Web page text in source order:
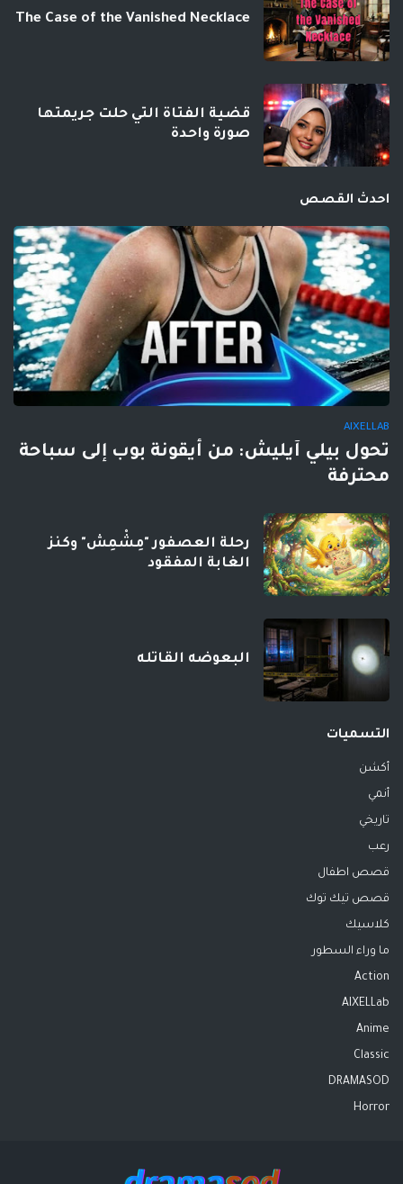
The Case of the Vanished Necklace
قضية الفتاة التي حلت جريمتها
صورة واحدة
احدث القصص
AIXELLAB
تحول بيلي آيليش: من أيقونة بوب إلى سباحة
محترفة
رحلة العصفور "مِشْمِش" وكنز
الغابة المفقود
البعوضه القاتله
التسميات
أكشن
أنمي
تاريخي
رعب
قصص اطفال
قصص تيك توك
كلاسيك
ما وراء السطور
Action
AIXELLab
Anime
Classic
DRAMASOD
Horror